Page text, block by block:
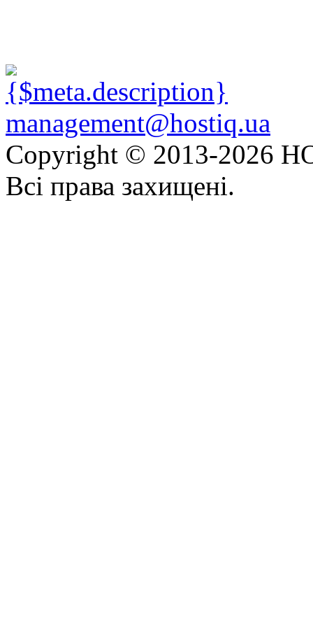
management@hostiq.ua
Copyright © 2013-2026
Всі права захищені.